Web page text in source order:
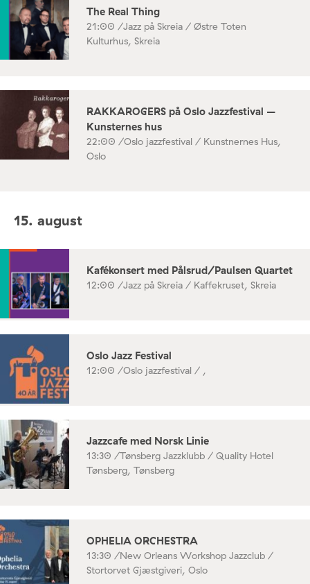
The Real Thing
21:00 /Jazz på Skreia / Østre Toten
Kulturhus, Skreia
RAKKAROGERS på Oslo Jazzfestival –
Kunsternes hus
22:00 /Oslo jazzfestival / Kunstnernes Hus,
Oslo
15. august
Kafékonsert med Pålsrud/Paulsen Quartet
12:00 /Jazz på Skreia / Kaffekruset, Skreia
Oslo Jazz Festival
12:00 /Oslo jazzfestival / ,
Jazzcafe med Norsk Linie
13:30 /Tønsberg Jazzklubb / Quality Hotel
Tønsberg, Tønsberg
OPHELIA ORCHESTRA
13:30 /New Orleans Workshop Jazzclub /
Stortorvet Gjæstgiveri, Oslo